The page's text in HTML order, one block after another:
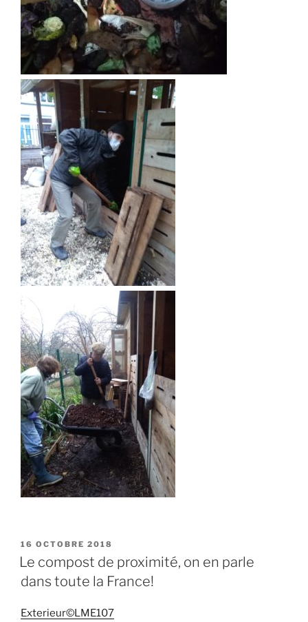
PUBLIÉ
LE
16 OCTOBRE 2018
Le compost de proximité, on en parle
dans toute la France!
Exterieur©LME107